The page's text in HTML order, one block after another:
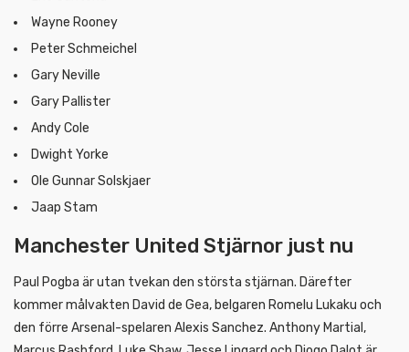
Wayne Rooney
Peter Schmeichel
Gary Neville
Gary Pallister
Andy Cole
Dwight Yorke
Ole Gunnar Solskjaer
Jaap Stam
Manchester United Stjärnor just nu
Paul Pogba är utan tvekan den största stjärnan. Därefter
kommer målvakten David de Gea, belgaren Romelu Lukaku och
den förre Arsenal-spelaren Alexis Sanchez. Anthony Martial,